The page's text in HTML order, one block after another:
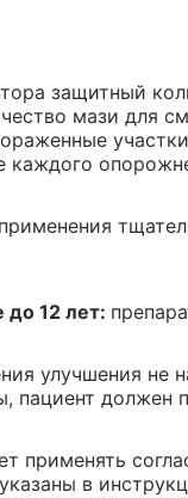
защитный
мази для
каждого
до 12 лет:
улучшения не
пациент должен
применять
в